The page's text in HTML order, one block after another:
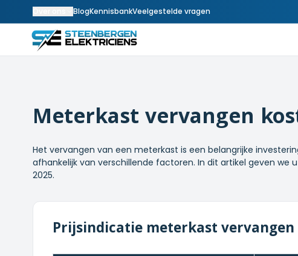
BlogKennisbankVeelgestelde vragen
Meterkast vervangen
Het vervangen van een meterkast is een belangrijke
afhankelijk van verschillende factoren. In dit artikel geven
2025.
Prijsindicatie meterkast vervangen